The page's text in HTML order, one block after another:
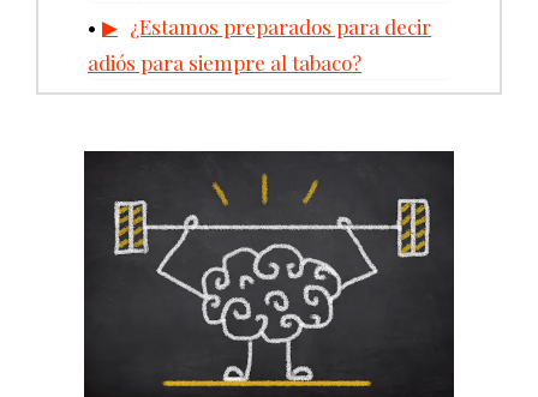
¿Estamos preparados para decir
adiós para siempre al tabaco?